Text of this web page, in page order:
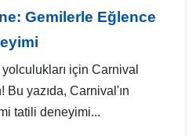
Gemilerle Eğlence
için Carnival
Bu yazıda, Carnival'ın
tatili deneyimi...